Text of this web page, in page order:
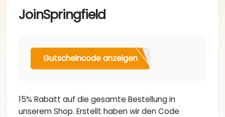
JoinSpringfield
Gutscheincode anzeigen
15% Rabatt auf die gesamte Bestellung in
unserem Shop. Erstellt haben wir den Code